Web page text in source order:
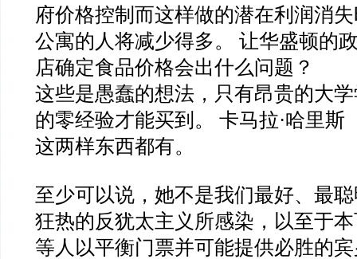
府价格控制而这样做的潜在利润消
公寓的人将减少得多。 让华盛顿的
店确定食品价格会出什么问题？
这些是愚蠢的想法，只有昂贵的大
的零经验才能买到。 卡马拉·哈里斯
这两样东西都有。
至少可以说，她不是我们最好、最
狂热的反犹太主义所感染，以至于
等人以平衡门票并可能提供必胜的